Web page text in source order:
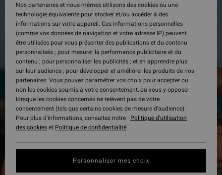
Nos partenaires et nous-mêmes utilisons des cookies ou une
technologie équivalente pour stocker et/ou accéder à des
informations sur votre appareil. Ces informations personnelles
(comme vos données de navigation et votre adresse IP) peuvent
être utilisées pour vous présenter des publications et du contenu
personnalisés ; pour mesurer la performance publicitaire et du
contenu ; pour personnaliser les publicités ; et en apprendre plus
sur leur audience ; pour développer et améliorer les produits de nos
partenaires. Vous pouvez paramétrer vos choix pour accepter ou
non les cookies soumis à votre consentement, ou vous y opposer
lorsque les cookies concernés ne relèvent pas de votre
consentement (tels que certains cookies de mesure d’audience).
Pour plus d'informations, consultez notre : Politique d'utilisation
des cookieset Politique de confidentialité
Personnaliser mes choix